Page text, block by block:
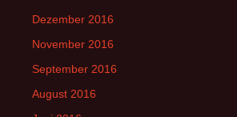
Dezember 2016
November 2016
September 2016
August 2016